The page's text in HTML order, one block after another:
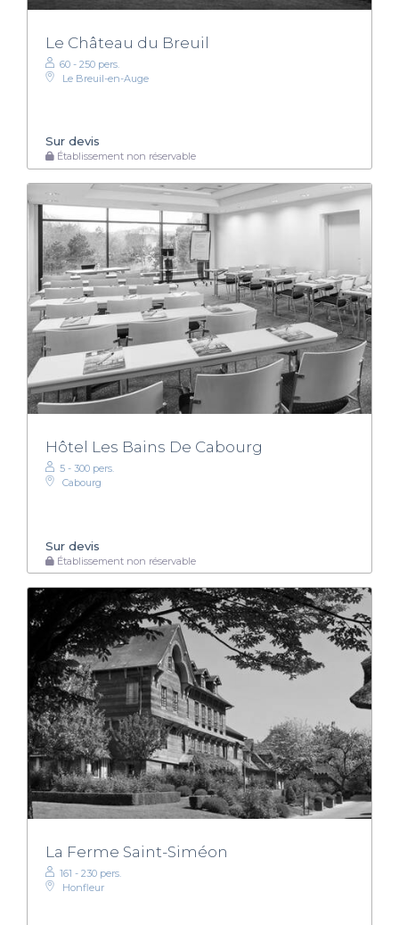
Le Château du Breuil
60 - 250 pers.
Le Breuil-en-Auge
Sur devis
Établissement non réservable
Hôtel Les Bains De Cabourg
5 - 300 pers.
Cabourg
Sur devis
Établissement non réservable
La Ferme Saint-Siméon
161 - 230 pers.
Honfleur